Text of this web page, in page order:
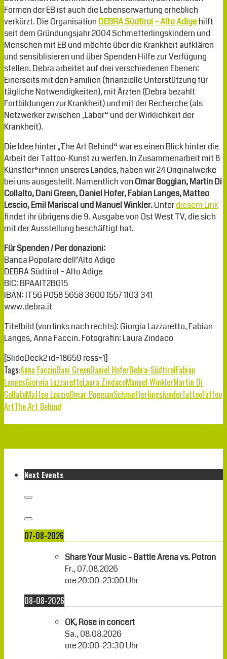
Formen der EB ist auch die Lebenserwartung erheblich
verkürzt. Die Organisation DEBRA Südtirol – Alto Adigehilft
seit dem Gründungsjahr 2004 Schmetterlingskindern und
Menschen mit EB und möchte über die Krankheit aufklären
und sensiblisieren und über Spenden Hilfe zur Verfügung
stellen. Debra arbeitet auf drei verschiedenen Ebenen:
Einerseits mit den Familien (finanzielle Unterstützung für
tägliche Notwendigkeiten), mit Ärzten (Debra bezahlt
Fortbildungen zur Krankheit) und mit der Recherche (als
Netzwerker zwischen „Labor“ und der Wirklichkeit der
Krankheit).
Die Idee hinter „The Art Behind“ war es einen Blick hinter die
Arbeit der Tattoo-Kunst zu werfen. In Zusammenarbeit mit 8
Künstler*innen unseres Landes, haben wir 24 Originalwerke
bei uns ausgestellt. Namentlich von Omar Boggian, Martin Di
Collalto, Dani Green, Daniel Hofer, Fabian Langes, Matteo
Lescio, Emil Mariscal und Manuel Winkler.Unterdiesem Link
findet ihr übrigens die 9. Ausgabe von Ost West TV, die sich
mit der Ausstellung beschäftigt hat.
Für Spenden / Per donazioni:
Banca Popolare dell’Alto Adige
DEBRA Südtirol – Alto Adige
BIC: BPAAIT2B015
IBAN: IT56 P058 5658 3600 1557 1103 341
www.debra.it
Titelbild (von links nach rechts): Giorgia Lazzaretto, Fabian
Langes, Anna Faccin. Fotografin: Laura Zindaco
[SlideDeck2 id=18659 ress=1]
Tags:Anna FaccinDani GreenDaniel HoferDebra-SüdtirolFabian
LangesGiorgia LazzarettoLaura ZindacoManuel WinklerMartin Di
CollatoMatteo LescioOmar BoggianSchmetterlingskinderTattooTattoo
ArtThe Art Behind
Next Events
07-08-2026
Share Your Music - Battle Arena vs. Potron
Fr., 07.08.2026
ore20:00-23:00 Uhr
08-08-2026
OK, Rose in concert
Sa., 08.08.2026
ore20:00-23:30 Uhr